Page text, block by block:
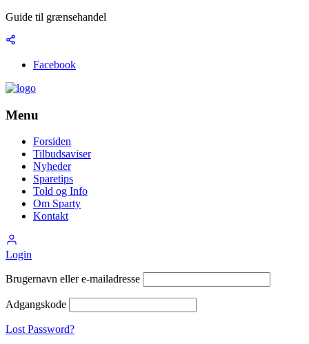
Guide til grænsehandel
Facebook
Menu
Forsiden
Tilbudsaviser
Nyheder
Sparetips
Told og Info
Om Sparty
Kontakt
Login
Brugernavn eller e-mailadresse
Adgangskode
Lost Password?